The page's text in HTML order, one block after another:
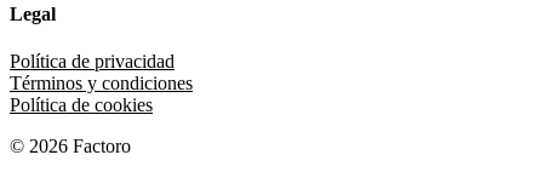
Legal
Política de privacidad
Términos y condiciones
Política de cookies
© 2026 Factoro